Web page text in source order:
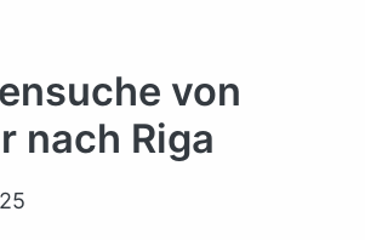
von
nach Riga